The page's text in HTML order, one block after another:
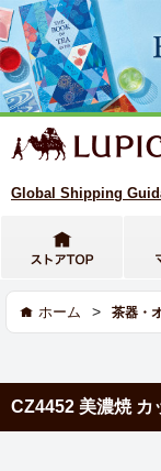
Global Shipping
ホーム > 茶器・
CZ4452 美濃焼 カ